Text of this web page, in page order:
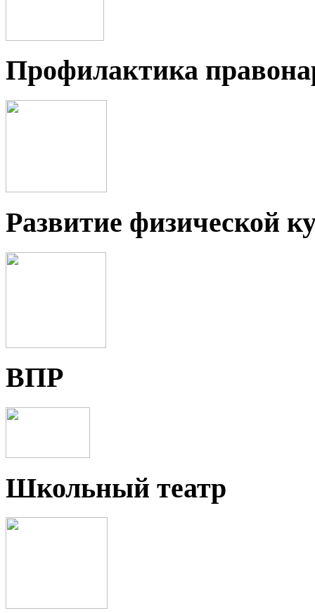
Профилактика
Развитие физической
ВПР
Школьный театр